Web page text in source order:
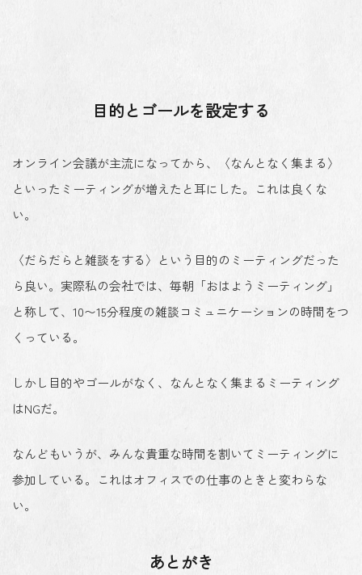
目的とゴールを設定する
オンライン会議が主流になってから、〈なんとなく集まる〉
といったミーティングが増えたと耳にした。これは良くな
い。
〈だらだらと雑談をする〉という目的のミーティングだった
ら良い。実際私の会社では、毎朝「おはようミーティング」
と称して、10〜15分程度の雑談コミュニケーションの時間をつ
くっている。
しかし目的やゴールがなく、なんとなく集まるミーティング
はNGだ。
なんどもいうが、みんな貴重な時間を割いてミーティングに
参加している。これはオフィスでの仕事のときと変わらな
い。
あとがき